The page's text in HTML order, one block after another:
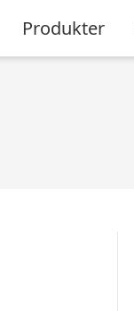
Produkter